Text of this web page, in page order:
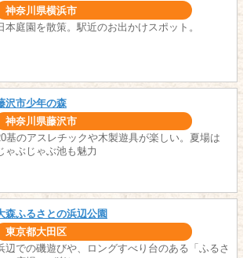
神奈川県横浜市
本庭園を散策。駅近のお出かけスポット。
沢市少年の森
神奈川県藤沢市
基のアスレチックや木製遊具が楽しい。夏場は
ゃぶじゃぶ池も魅力
森ふるさとの浜辺公園
東京都大田区
辺での磯遊びや、ロングすべり台のある「ふるさ